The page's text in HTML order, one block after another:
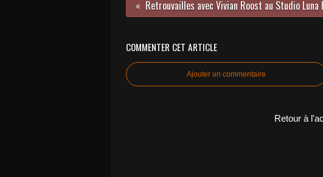
COMMENTER CET ARTICLE
Ajouter un commentaire
Retour à